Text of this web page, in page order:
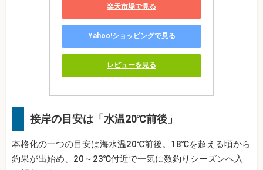
楽天市場で見る
Yahoo!ショッピングで見る
レビューを見る
接岸の目安は「水温20℃前後」
本格化の一つの目安は海水温20℃前後。18℃を超える頃から
釣果が出始め、20～23℃付近で一気に数釣りシーズンへ入